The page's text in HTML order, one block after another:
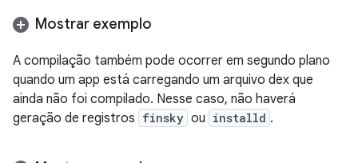
Mostrar exemplo
A compilação também pode ocorrer em segundo plano
quando um app está carregando um arquivo dex que
ainda não foi compilado. Nesse caso, não haverá
geração de registros finsky ou installd .